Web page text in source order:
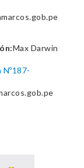
Max Darwin